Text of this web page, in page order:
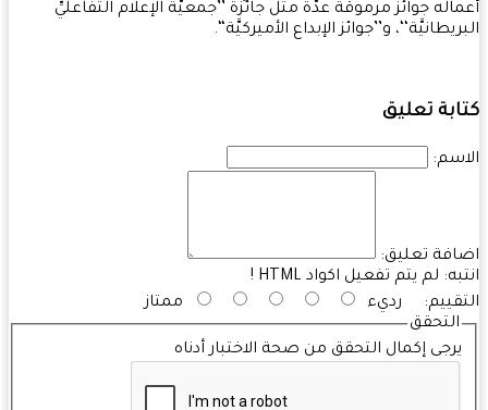
جوائزَ مرموقةً عدَّة مثل جائزة ’’جمعيَّة الإعلام التفاعليِّ
و’’جوائز الإبداع الأميركيَّة‘‘.
تعليق
تعليق:
لم يتم تفعيل اكواد HTML !
رديء
ممتاز
التحقق
يرجى إكمال التحقق من صحة الاختبار أدناه